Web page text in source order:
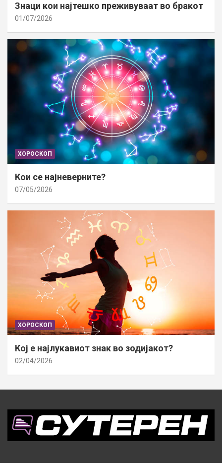
Знаци кои најтешко преживуваат во бракот
01/07/2026
ХОРОСКОП
Кои се најневерните?
07/05/2026
ХОРОСКОП
Кој е најлукавиот знак во зодијакот?
02/04/2026